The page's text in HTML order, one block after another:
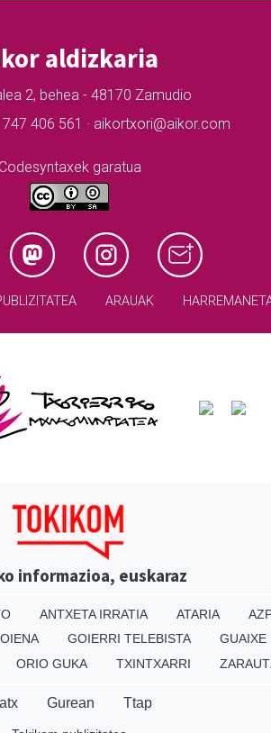
aldizkaria
2, behea - 48170 Zamudio
747 406 561 · aikortxori@aikor.com
Codesyntaxek garatua
ARAUAK
informazioa, euskaraz
ANTXETA IRRATIA ATARIA
GOIERRI TELEBISTA
GUAIXE
ORIO GUKA TXINTXARRI
Gurean Ttap